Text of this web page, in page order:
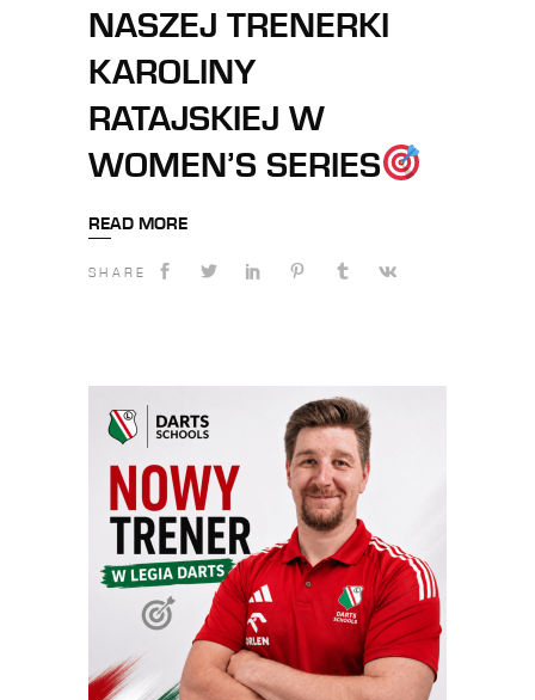
NASZEJ TRENERKI
KAROLINY
RATAJSKIEJ W
WOMEN’S SERIES
READ MORE
SHARE